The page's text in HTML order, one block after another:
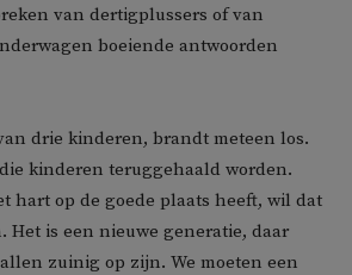
van dertigplussers of van
boeiende antwoorden
drie kinderen, brandt meteen los.
kinderen teruggehaald worden.
hart op de goede plaats heeft, wil dat
Het is een nieuwe generatie, daar
zuinig op zijn. We moeten een